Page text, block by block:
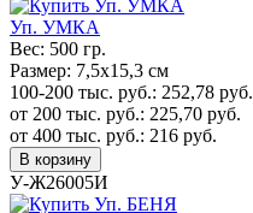
Уп. УМКА
Вес: 500 гр.
Размер: 7,5х15,3 см
100-200 тыс. руб.: 252,78 руб.
от 200 тыс. руб.: 225,70 руб.
от 400 тыс. руб.: 216 руб.
В корзину
У-Ж26005И